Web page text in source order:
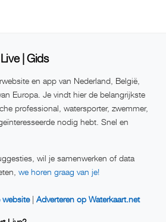
| Gids
en app van Nederland, België,
Europa. Je vindt hier de belangrijkste
professional, watersporter, zwemmer,
nodig hebt. Snel en
wil je samenwerken of data
we horen graag van je!
website| Adverteren op Waterkaart.net